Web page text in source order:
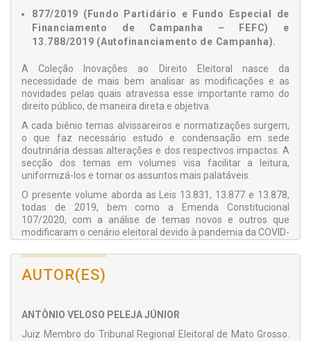
877/2019 (Fundo Partidário e Fundo Especial de
Financiamento de Campanha – FEFC) e
13.788/2019 (Autofinanciamento de Campanha).
A Coleção Inovações ao Direito Eleitoral nasce da
necessidade de mais bem analisar as modificações e as
novidades pelas quais atravessa esse importante ramo do
direito público, de maneira direta e objetiva.
A cada biênio temas alvissareiros e normatizações surgem,
o que faz necessário estudo e condensação em sede
doutrinária dessas alterações e dos respectivos impactos. A
secção dos temas em volumes visa facilitar a leitura,
uniformizá-los e tornar os assuntos mais palatáveis.
O presente volume aborda as Leis 13.831, 13.877 e 13.878,
todas de 2019, bem como a Emenda Constitucional
107/2020, com a análise de temas novos e outros que
modificaram o cenário eleitoral devido à pandemia da COVID-
cenário eleitoral. A prestação de contas foi um dos escopos
principais das alterações, juntamente com o Fundo
Partidário, o Fundo Especial de Financiamento de Campanha
A finalidade da obra é manter a atualização do
AUTOR(ES)
ANTÔNIO VELOSO PELEJA JÚNIOR
Juiz Membro do Tribunal Regional Eleitoral de Mato Grosso.